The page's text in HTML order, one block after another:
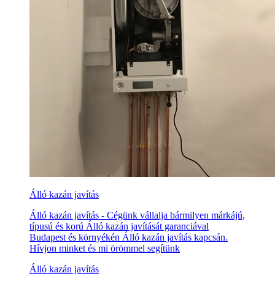
Álló kazán javítás
Álló kazán javítás - Cégünk vállalja bármilyen márkájú,
típusú és korú Álló kazán javítását garanciával
Budapest és környékén Álló kazán javítás kapcsán.
Hívjon minket és mi örömmel segítünk
Álló kazán javítás